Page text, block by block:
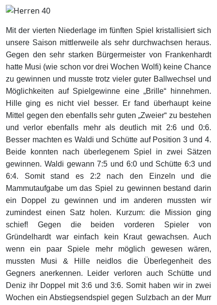
Mit der vierten Niederlage im fünften Spiel kristallisiert sich
unsere Saison mittlerweile als sehr durchwachsen heraus.
Gegen den sehr starken Bürgermeister von Frankenhardt
hatte Musi (wie schon vor drei Wochen Wolfi) keine Chance
zu gewinnen und musste trotz vieler guter Ballwechsel und
Möglichkeiten auf Spielgewinne eine „Brille“ hinnehmen.
Hille ging es nicht viel besser. Er fand überhaupt keine
Mittel gegen den ebenfalls sehr guten „Zweier“ zu bestehen
und verlor ebenfalls mehr als deutlich mit 2:6 und 0:6.
Besser machten es Waldi und Schütte auf Position 3 und 4.
Beide konnten nach überlegenem Spiel in zwei Sätzen
gewinnen. Waldi gewann 7:5 und 6:0 und Schütte 6:3 und
6:4. Somit stand es 2:2 nach den Einzeln und die
Mammutaufgabe um das Spiel zu gewinnen bestand darin
ein Doppel zu gewinnen und im anderen mussten wir
zumindest einen Satz holen. Kurzum: die Mission ging
schief! Gegen die beiden vorderen Spieler von
Gründelhardt war einfach kein Kraut gewachsen. Auch
wenn ein paar Spiele mehr möglich gewesen wären,
mussten Musi & Hille neidlos die Überlegenheit des
Gegners anerkennen. Leider verloren auch Schütte und
Deniz ihr Doppel mit 3:6 und 3:6. Somit haben wir in zwei
Wochen ein Abstiegsendspiel gegen Sulzbach an der Murr